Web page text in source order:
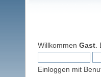
Willkommen Gast
Einloggen mit